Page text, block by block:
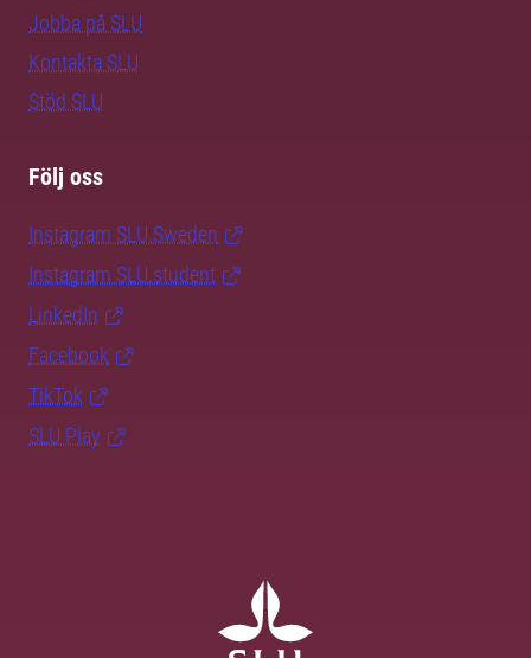
Jobba på SLU
Kontakta SLU
Stöd SLU
Följ oss
Instagram SLU.Sweden
Instagram SLU.student
LinkedIn
Facebook
TikTok
SLU Play